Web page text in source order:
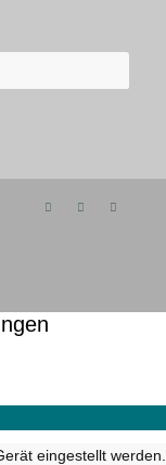
eingestellt werden.